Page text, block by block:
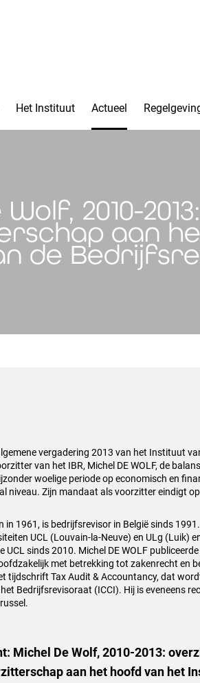
Het Instituut Actueel
2010-
aan
de
vergadering 2013 van het Instituut
van het IBR, Michel DE WOLF, de
woelige periode op economisch en
niveau. Zijn mandaat als voorzitter eindigt
in 1961, is bedrijfsrevisor in België sinds
UCL (Louvain-la-Neuve) en ULg (Luik)
UCL sinds 2010. Michel DE WOLF
met betrekking tot zakenrecht en
tijdschrift Tax Audit & Accountancy, dat
Bedrijfsrevisoraat (ICCI). Hij is eveneens
Michel De Wolf, 2010-2013:
aan het hoofd van het